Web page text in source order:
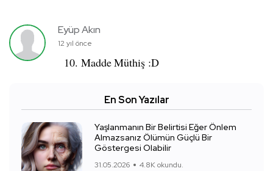
Eyüp Akın
12 yıl önce
10. Madde Müthiş :D
En Son Yazılar
Yaşlanmanın Bir Belirtisi Eğer Önlem
Almazsanız Ölümün Güçlü Bir
Göstergesi Olabilir
31.05.2026 4.8K okundu.